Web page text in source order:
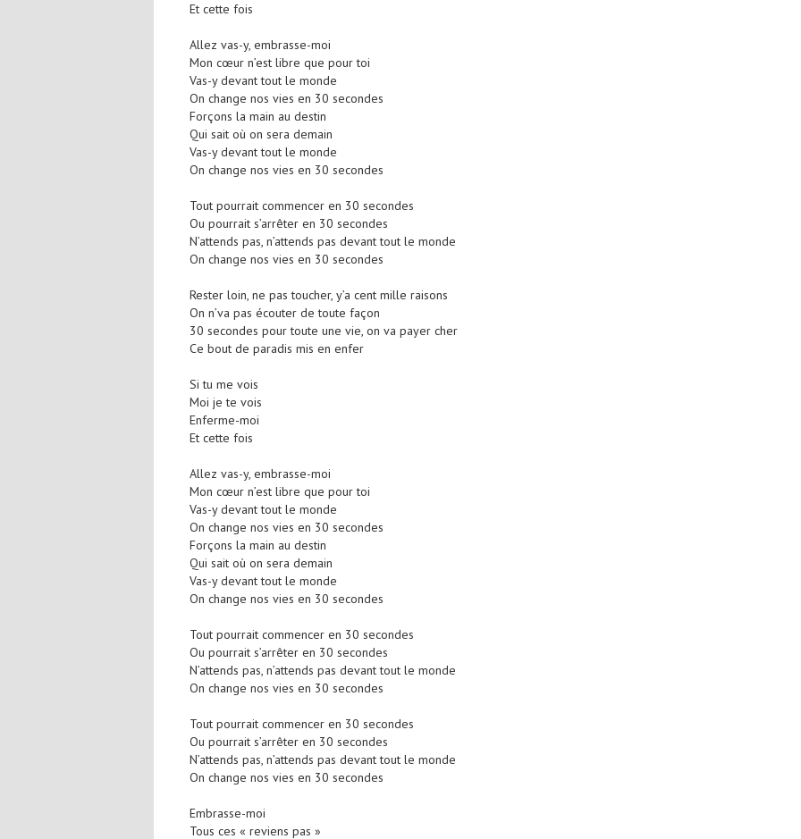
Et cette fois
Allez vas-y, embrasse-moi
Mon cœur n’est libre que pour toi
Vas-y devant tout le monde
On change nos vies en 30 secondes
Forçons la main au destin
Qui sait où on sera demain
Vas-y devant tout le monde
On change nos vies en 30 secondes
Tout pourrait commencer en 30 secondes
Ou pourrait s’arrêter en 30 secondes
N’attends pas, n’attends pas devant tout le monde
On change nos vies en 30 secondes
Rester loin, ne pas toucher, y’a cent mille raisons
On n’va pas écouter de toute façon
30 secondes pour toute une vie, on va payer cher
Ce bout de paradis mis en enfer
Si tu me vois
Moi je te vois
Enferme-moi
Et cette fois
Allez vas-y, embrasse-moi
Mon cœur n’est libre que pour toi
Vas-y devant tout le monde
On change nos vies en 30 secondes
Forçons la main au destin
Qui sait où on sera demain
Vas-y devant tout le monde
On change nos vies en 30 secondes
Tout pourrait commencer en 30 secondes
Ou pourrait s’arrêter en 30 secondes
N’attends pas, n’attends pas devant tout le monde
On change nos vies en 30 secondes
Tout pourrait commencer en 30 secondes
Ou pourrait s’arrêter en 30 secondes
N’attends pas, n’attends pas devant tout le monde
On change nos vies en 30 secondes
Embrasse-moi
Tous ces « reviens pas »